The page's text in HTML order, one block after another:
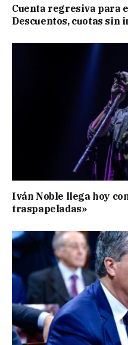
Cuenta regresiva para
Descuentos, cuotas
Iván Noble llega hoy
traspapeladas»